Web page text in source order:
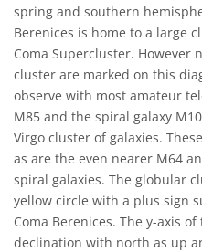
spring and southern
Berenices is home to a large
Coma Supercluster. However
cluster are marked on this
observe with most amateur
M85 and the spiral galaxy
Virgo cluster of galaxies.
as are the even nearer M64
spiral galaxies. The globular
yellow circle with a plus sign
Coma Berenices. The y-axis
declination with north as up